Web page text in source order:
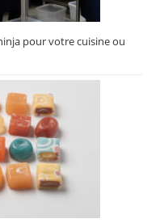
pour votre cuisine ou